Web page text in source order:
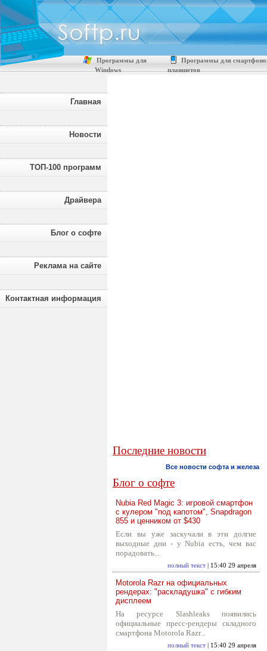
Программы для
Windows
Программы для
планшетов
Главная
Новости
ТОП-100 программ
Драйвера
Блог о софте
Реклама на сайте
Контактная информация
Последние новости
Все новости софта и железа
Блог о софте
Nubia Red Magic 3: игровой смартфон
с кулером "под капотом", Snapdragon
855 и ценником от $430
Если вы уже заскучали в эти долгие
выходные дни - у Nubia есть, чем вас
порадовать...
полный текст | 15:40 29 апреля
Motorola Razr на официальных
рендерах: "раскладушка" с гибким
дисплеем
На ресурсе Slashleaks появились
официальные пресс-рендеры складного
смартфона Motorola Razr...
полный текст | 15:40 29 апреля